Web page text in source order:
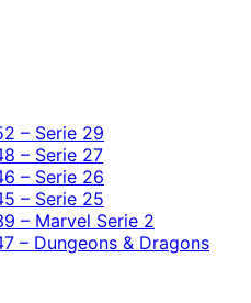
– Serie 29
– Serie 27
– Serie 26
– Serie 25
– Marvel Serie 2
– Dungeons & Dragons